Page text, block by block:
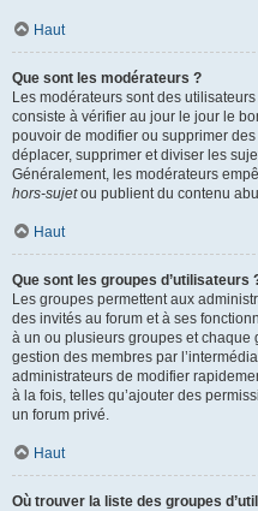
Haut
Que sont les modérateurs ?
Les modérateurs sont des
consiste à vérifier au jour le jour le
pouvoir de modifier ou supprimer
déplacer, supprimer et diviser les
Généralement, les modérateurs
hors-sujetou publient du contenu
Haut
Que sont les groupes d’utilisateurs
Les groupes permettent aux
des invités au forum et à ses
à un ou plusieurs groupes et
gestion des membres par
administrateurs de modifier
à la fois, telles qu’ajouter des
un forum privé.
Haut
Où trouver la liste des groupes